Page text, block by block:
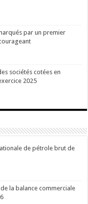
par un premier
sociétés cotées en
2025
de pétrole brut de
la balance commerciale